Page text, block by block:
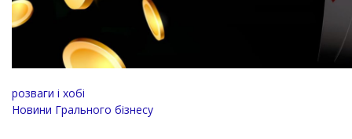
розваги і хобі
Новини Грального бізнесу